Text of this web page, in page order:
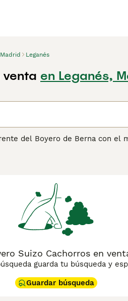
Madrid Leganés
en Leganés,
del Boyero de Berna con el
una buena mascota
partes del mundo.
Suizopara obtener
Suizo Cachorros en
guarda tu búsqueda y
Guardar búsqueda